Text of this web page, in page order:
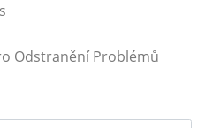
Odstranění Problémů